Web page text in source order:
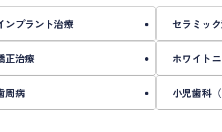
立たないか心配」といったお悩みにも、透明
いしばり、舌の癖など）でも少しずつ影響を
るために3〜6ヶ月ごとのメンテナンスを行い
、「整った状態を保つケア」までが大切なステ
スクを最小限に抑え、長く美しい歯並びを維持す
ンプラント治療 セラミッ
正治療 ホワイト
周病 小児歯科